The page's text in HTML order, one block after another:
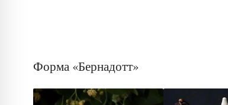
Форма «Бернадотт»